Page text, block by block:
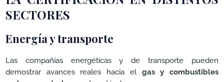
SECTORES
Energía y transporte
Las compañías energéticas y de transporte pueden
demostrar avances reales hacia el gas y combustibles